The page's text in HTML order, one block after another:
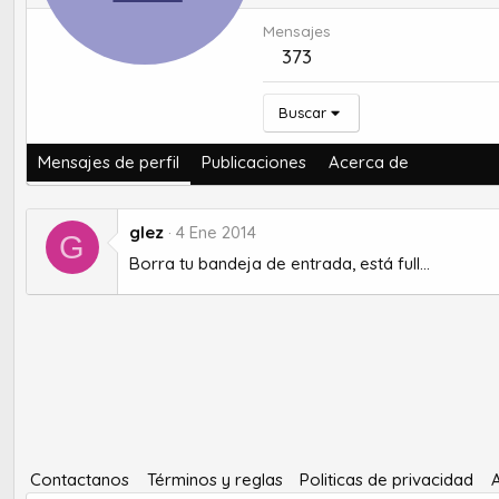
Mensajes
373
Buscar
Mensajes de perfil Publicaciones Acerca de
G glez 4 Ene 2014
Borra tu bandeja de entrada, está full...
Contactanos Términos y reglas Politicas de privacidad